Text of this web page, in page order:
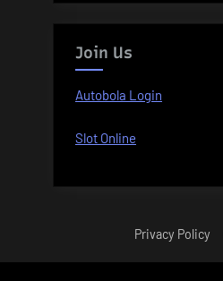
Join Us
Autobola Login
Slot Online
Privacy Policy